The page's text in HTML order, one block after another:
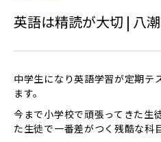
英語は精読が大切 | 八
中学生になり英語学習が定期テ
ます。
今まで小学校で頑張ってきた生
た生徒で一番差がつく残酷な科